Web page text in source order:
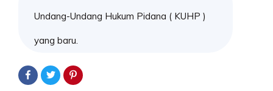
Undang-Undang Hukum Pidana ( KUHP )
yang baru.